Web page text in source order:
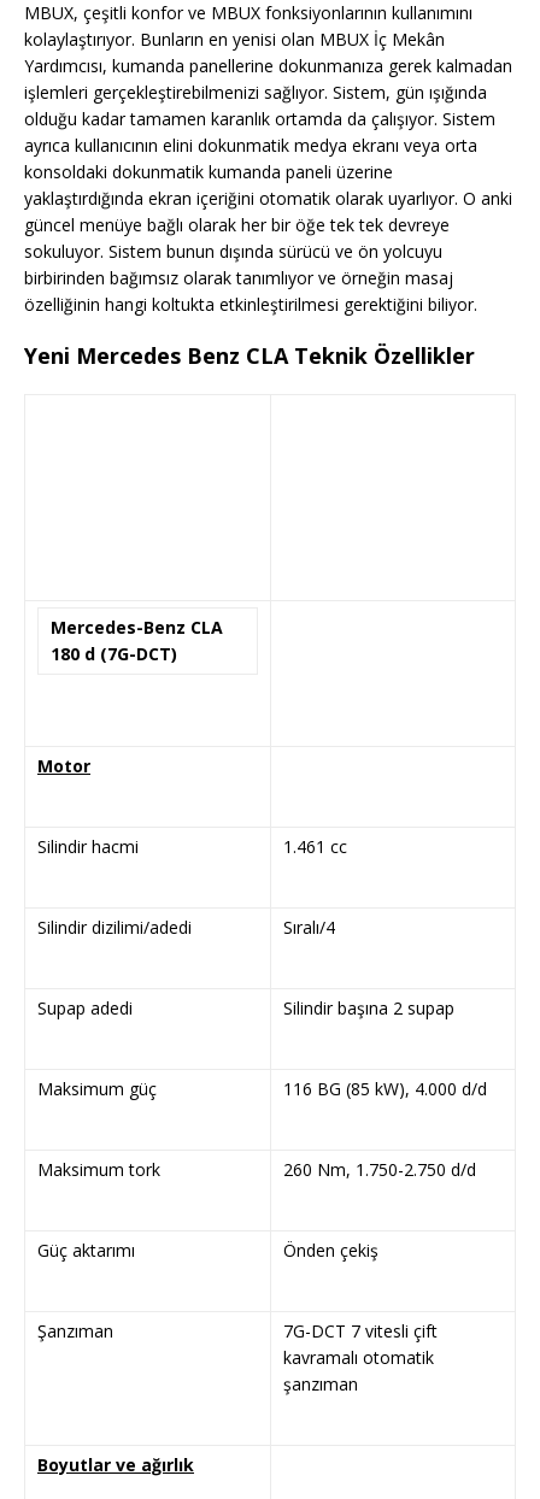
MBUX, çeşitli konfor ve MBUX fonksiyonlarının kullanımını
kolaylaştırıyor. Bunların en yenisi olan MBUX İç Mekân
Yardımcısı, kumanda panellerine dokunmanıza gerek kalmadan
işlemleri gerçekleştirebilmenizi sağlıyor. Sistem, gün ışığında
olduğu kadar tamamen karanlık ortamda da çalışıyor. Sistem
ayrıca kullanıcının elini dokunmatik medya ekranı veya orta
konsoldaki dokunmatik kumanda paneli üzerine
yaklaştırdığında ekran içeriğini otomatik olarak uyarlıyor. O anki
güncel menüye bağlı olarak her bir öğe tek tek devreye
sokuluyor. Sistem bunun dışında sürücü ve ön yolcuyu
birbirinden bağımsız olarak tanımlıyor ve örneğin masaj
özelliğinin hangi koltukta etkinleştirilmesi gerektiğini biliyor.
Yeni Mercedes Benz CLA Teknik Özellikler
Mercedes-Benz CLA
180 d (7G-DCT)
Motor
Silindir hacmi 1.461 cc
Silindir dizilimi/adedi Sıralı/4
Supap adedi Silindir başına 2 supap
Maksimum güç 116 BG (85 kW), 4.000 d/d
Maksimum tork 260 Nm, 1.750-2.750 d/d
Güç aktarımı Önden çekiş
Şanzıman
7G-DCT 7 vitesli çift
kavramalı otomatik
şanzıman
Boyutlar ve ağırlık